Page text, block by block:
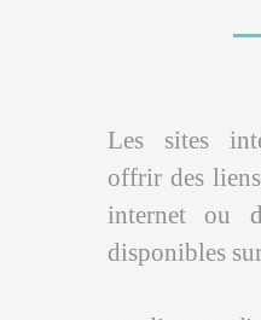
Les sites
offrir des
internet ou
disponibles